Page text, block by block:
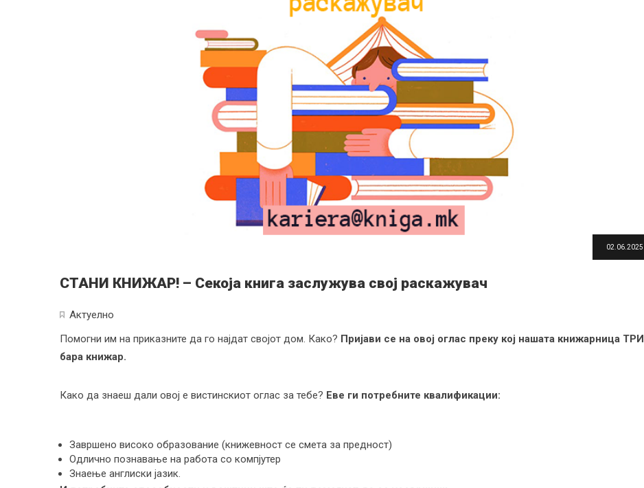
02.06.2025
СТАНИ КНИЖАР! – Секоја книга заслужува свој раскажувач
Актуелно
Помогни им на приказните да го најдат својот дом. Како? Пријави се на овој оглас преку кој нашата книжарница ТРИ
бара книжар.
Како да знаеш дали овој е вистинскиот оглас за тебе? Еве ги потребните квалификации:
Завршено високо образование (книжевност се смета за предност)
Одлично познавање на работа со компјутер
Знаење англиски јазик.